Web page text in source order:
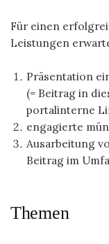
Für einen
Leistungen
Präsentation
(= Beitrag in
portalinterne
engagierte
Ausarbeitung
Beitrag im
Themen